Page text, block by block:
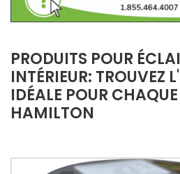
PRODUITS POUR
INTÉRIEUR: TROUVEZ
IDÉALE POUR
HAMILTON